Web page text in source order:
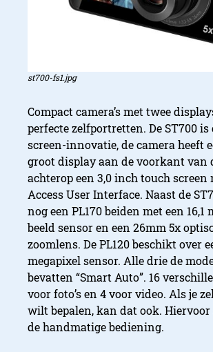
st700-fs1.jpg
Compact camera’s met twee
perfecte zelfportretten. De ST700 is
screen-innovatie, de camera heeft
groot display aan de voorkant van
achterop een 3,0 inch touch screen
Access User Interface. Naast de
nog een PL170 beiden met een 16,1
beeld sensor en een 26mm 5x
zoomlens. De PL120 beschikt over
megapixel sensor. Alle drie de
bevatten “Smart Auto”. 16
voor foto’s en 4 voor video. Als je
wilt bepalen, kan dat ook. Hiervoor
de handmatige bediening.